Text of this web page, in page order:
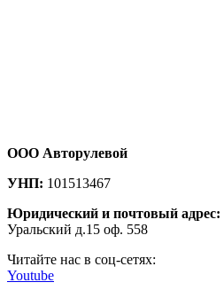
ООО Авторулевой
УНП: 101513467
Юридический и почтовый адрес:
Уральский д.15 оф. 558
Читайте нас в соц-сетях:
Youtube